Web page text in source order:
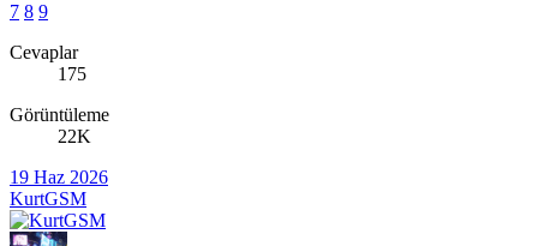
7 8 9
Cevaplar
175
Görüntüleme
22K
19 Haz 2026
KurtGSM